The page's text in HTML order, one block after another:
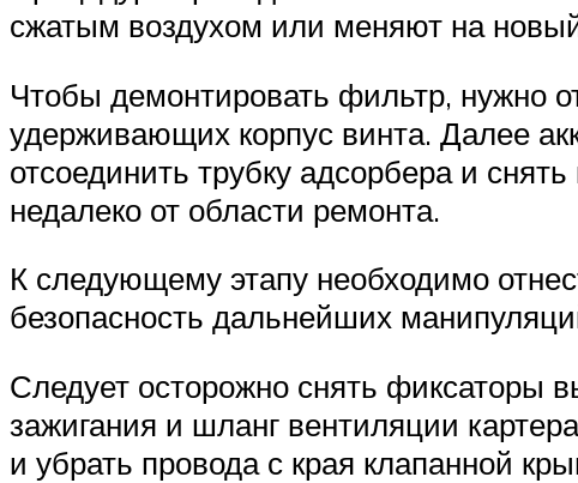
сжатым воздухом или меняют на
Чтобы демонтировать фильтр, нужно
удерживающих корпус винта. Далее
отсоединить трубку адсорбера и
недалеко от области ремонта.
К следующему этапу необходимо
безопасность дальнейших
Следует осторожно снять фиксаторы
зажигания и шланг вентиляции
и убрать провода с края клапанной